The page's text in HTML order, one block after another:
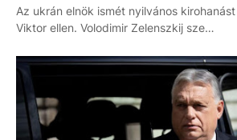
Az ukrán elnök ismét nyilvános
Viktor ellen. Volodimir Zelenszkij sze…